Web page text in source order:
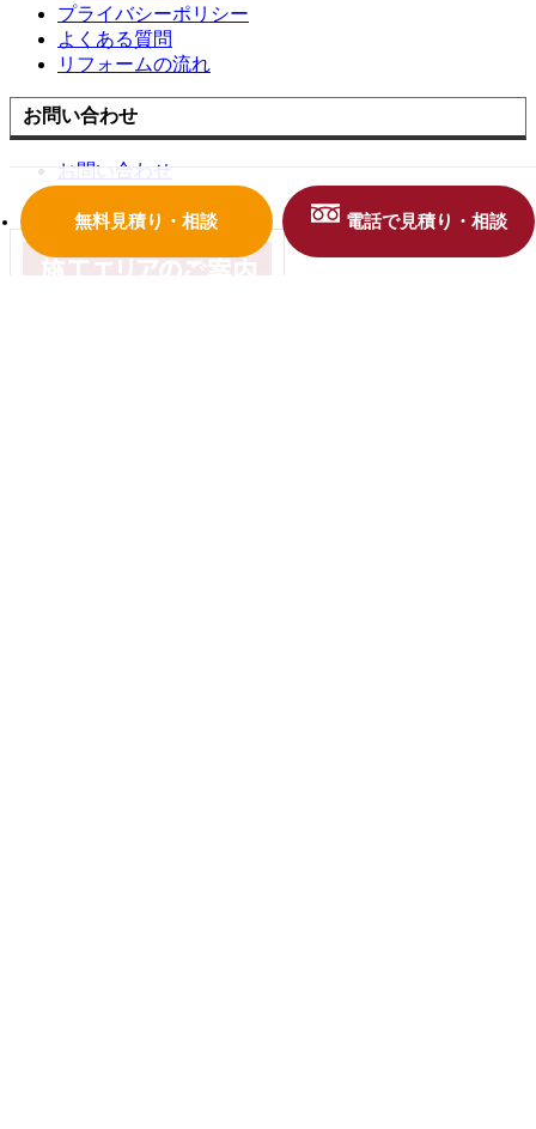
無料見積り・相談 電話で見積り・相談
プライバシーポリシー
よくある質問
リフォームの流れ
お問い合わせ
お問い合わせ